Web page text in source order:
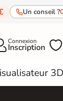
Un conseil ?
Connexion
Inscription 
3D